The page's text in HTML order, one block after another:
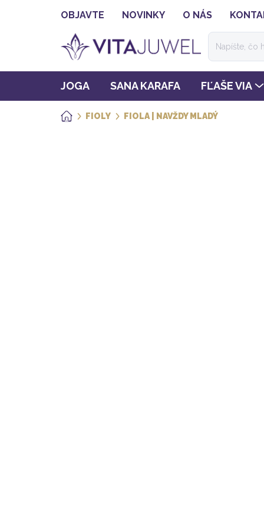
OBJAVTE NOVINKY O NÁS
JOGA SANA KARAFA FĽAŠE VIA
DOMOV
FIOLY FIOLA | NAVŽDY MLADÝ